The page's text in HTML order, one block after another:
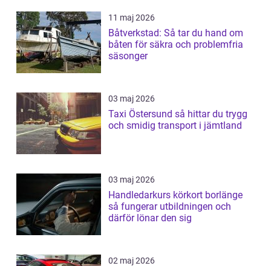
11 maj 2026
Båtverkstad: Så tar du hand om
båten för säkra och problemfria
säsonger
03 maj 2026
Taxi Östersund så hittar du trygg
och smidig transport i jämtland
03 maj 2026
Handledarkurs körkort borlänge
så fungerar utbildningen och
därför lönar den sig
02 maj 2026